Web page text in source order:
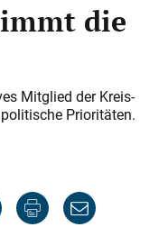
die
Mitglied der Kreis-
Prioritäten.